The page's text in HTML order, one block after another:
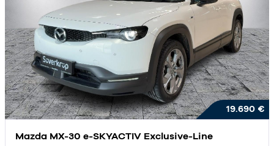
19.690 €
Mazda MX-30 e-SKYACTIV Exclusive-Line